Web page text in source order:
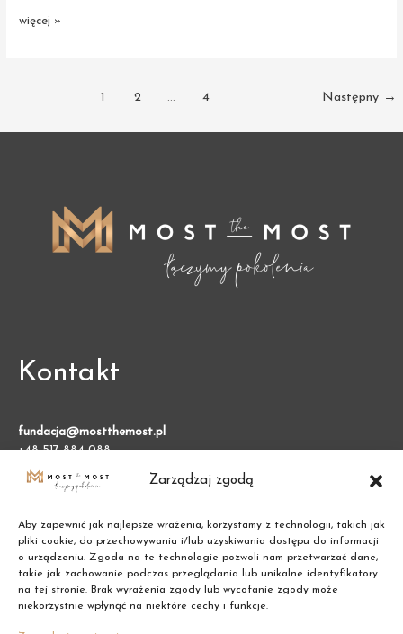
Zarządzaj zgodą
Aby zapewnić jak najlepsze wrażenia, korzystamy z technologii, takich jak
pliki cookie, do przechowywania i/lub uzyskiwania dostępu do informacji
o urządzeniu. Zgoda na te technologie pozwoli nam przetwarzać dane,
takie jak zachowanie podczas przeglądania lub unikalne identyfikatory
na tej stronie. Brak wyrażenia zgody lub wycofanie zgody może
niekorzystnie wpłynąć na niektóre cechy i funkcje.
Śnieciska
więcej »
1 2 … 4 Następny →
Kontakt
fundacja@mostthemost.pl
+48 517 884 088
Fundacja Most the Most
00-801 Warszawa (BGK)
NIP: 7011002609